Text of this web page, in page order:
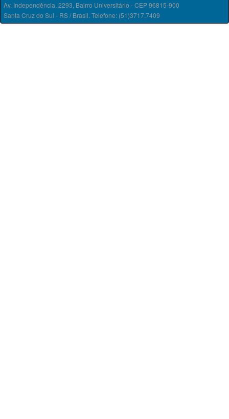
Av. Independência, 2293, Bairro Universitário - CEP 96815-900
Santa Cruz do Sul - RS / Brasil. Telefone: (51)3717.7409